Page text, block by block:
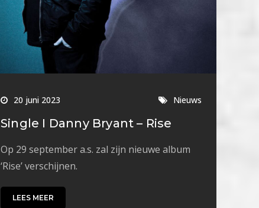
20 juni 2023 Nieuws
Single I Danny Bryant – Rise
Op 29 september a.s. zal zijn nieuwe album
‘Rise’ verschijnen.
LEES MEER